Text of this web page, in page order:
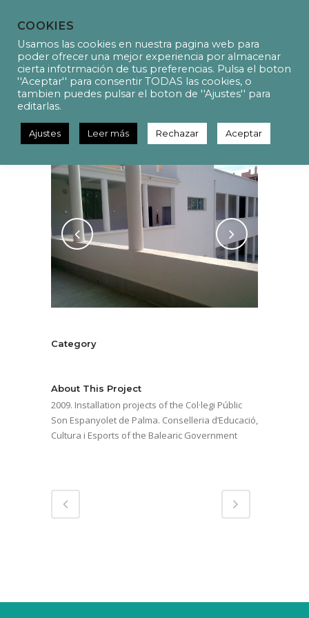
P9003 Installation projects of
the Col·legi Públic Son
Category
About This Project
2009. Installation projects of the Col·legi Públic
Son Espanyolet de Palma. Conselleria d’Educació,
Cultura i Esports of the Balearic Government
COOKIES
Usamos las cookies en nuestra pagina web para
poder ofrecer una mejor experiencia por almacenar
cierta infotrmación de tus preferencias. Pulsa el boton
''Aceptar'' para consentir TODAS las cookies, o
tambien puedes pulsar el boton de ''Ajustes'' para
editarlas.
Ajustes Leer más Rechazar Aceptar